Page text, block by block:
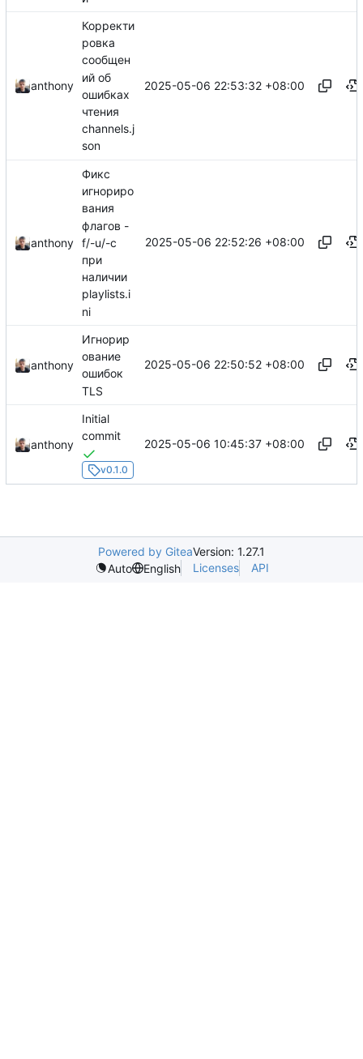
anthony
Корректи
ровка
сообщен
ий об
ошибках
чтения
channels.j
son
2025-05-06 22:53:32 +08:00
anthony
Фикс
игнориро
вания
флагов -
f/-u/-c
при
наличии
playlists.i
ni
2025-05-06 22:52:26 +08:00
anthony
Игнорир
ование
ошибок
TLS
2025-05-06 22:50:52 +08:00
anthony
Initial
commit
v0.1.0
2025-05-06 10:45:37 +08:00
Powered by GiteaVersion: 1.27.1
Auto
English Licenses API